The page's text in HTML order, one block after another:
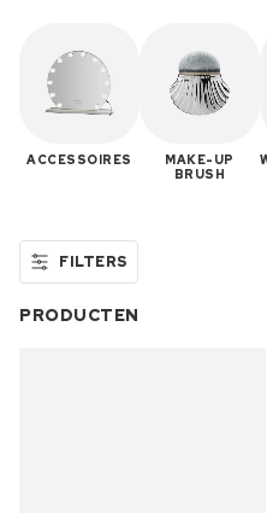
ACCESSOIRES
MAKE-UP
BRUSH
FILTERS
PRODUCTEN